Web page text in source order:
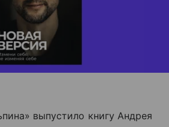
выпустило книгу Андрея